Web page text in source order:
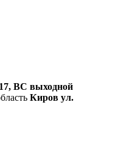
, ВС выходной
Киров ул.